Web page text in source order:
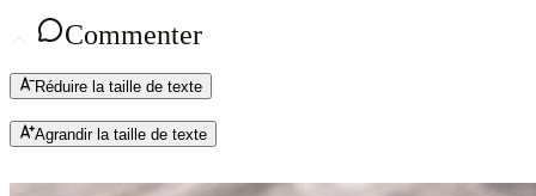
Commenter
Réduire la taille de texte
Agrandir la taille de texte